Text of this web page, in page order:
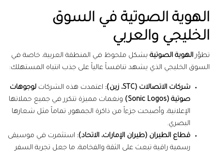
الهوية الصوتية في السوق
الخليجي والعربي
تطوّرالهوية الصوتية بشكل ملحوظ في المنطقة العربية، خاصة في
السوق الخليجي الذي يشهد تنافساً عالياً على جذب انتباه المستهلك:
شركات الاتصالات (STC، زين): اعتمدت هذه الشركات لوجوهات
صوتية (Sonic Logos)
ونغمات مميزة تتكرر في جميع حملاتها
الإعلانية، وأصبحت جزءاً من ذاكرة الجمهور، تماماً مثل شعارها
البصري.
قطاع الطيران (طيران الإمارات، الاتحاد): استثمرت في موسيقى
رسمية راقية تبعث على الثقة والفخامة، ما جعل تجربة السفر